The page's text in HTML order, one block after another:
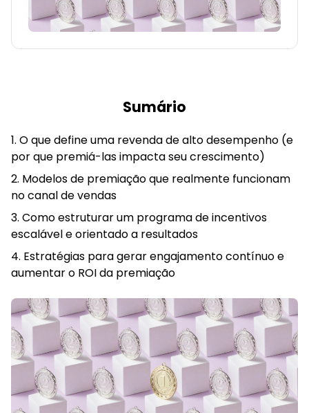
Sumário
O que define uma revenda de alto desempenho (e
por que premiá-las impacta seu crescimento)
Modelos de premiação que realmente funcionam
no canal de vendas
Como estruturar um programa de incentivos
escalável e orientado a resultados
Estratégias para gerar engajamento contínuo e
aumentar o ROI da premiação